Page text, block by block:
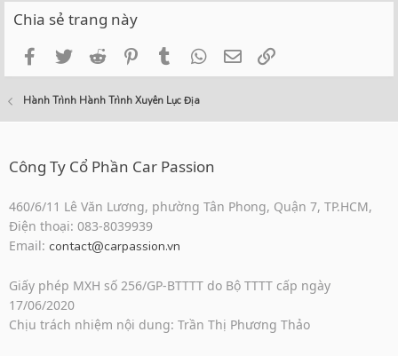
Chia sẻ trang này
FacebookTwitterReddit PinterestTumblrWhatsApp
Email
Hành Trình Hành Trình Xuyên Lục Địa
Công Ty Cổ Phần Car Passion
460/6/11 Lê Văn Lương, phường Tân Phong, Quận 7, TP.HCM,
Điện thoại: 083-8039939
Email: contact@carpassion.vn
Giấy phép MXH số 256/GP-BTTTT do Bộ TTTT cấp ngày
17/06/2020
Chịu trách nhiệm nội dung: Trần Thị Phương Thảo